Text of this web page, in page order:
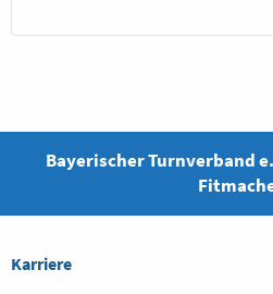
Bayerischer Turnverband
Karriere